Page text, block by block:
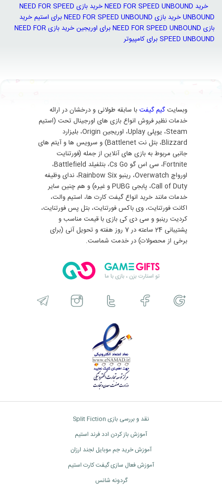
خرید NEED FOR SPEED UNBOUND
خرید بازی NEED FOR SPEED
UNBOUNDخرید بازی NEED FOR SPEED UNBOUND برای استیم
خرید
بازی NEED FOR SPEED UNBOUND برای اوریجین
خرید بازی NEED FOR
SPEED UNBOUND برای کامپیوتر
وبسایت گیم گیفتبا سابقه طولانی و درخشان در ارائه
خدمات نظیر فروش انواع بازی های اورجینال تحت (استیم
Steam، یوپلی Uplay، اوریجین Origin، بلیزارد
Blizzard، بتل نت Battlenet) و سرویس ها و آیتم های
جانبی مربوط به بازی های آنلاین از جمله (فورتنایت
Fortnite، سی اس گو Cs Go، بتلفیلد Battlefield،
اورواچ Overwatch، رینبو Rainbow Six، ندای وظیفه
Call of Duty، پابجی PUBG و غیره) و هم چنین سایر
خدمات مانند خرید انواع گیفت کارت ها، استیم والت،
اکانت فورتنایت، وی باکس فورتنایت، بتل پس فورتنایت،
کردیت رینبو و سی دی کی بازی با قیمت مناسب و
پشتیبانی 24 ساعته در 7 روز هفته و تحویل آنی (برای
برخی از محصولات) در خدمت شماست.
نقد و بررسی بازی Split Fiction
آموزش باز کردن ادد فرند استیم
آموزش خرید جم موبایل لجند ارزان
آموزش فعال سازی گیفت کارت استیم
گردونه شانس